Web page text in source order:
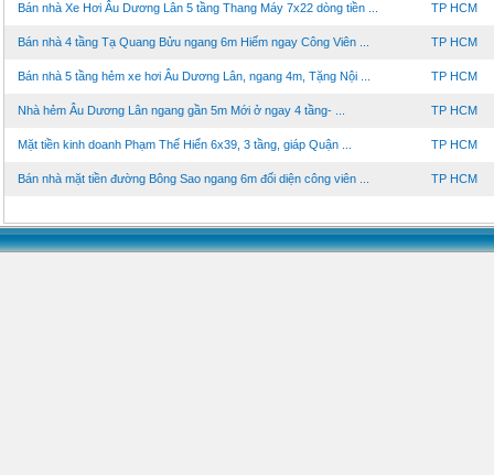
Bán nhà Xe Hơi Âu Dương Lân 5 tầng Thang Máy 7x22 dòng tiền ... TP HCM
Bán nhà 4 tầng Tạ Quang Bửu ngang 6m Hiếm ngay Công Viên ... TP HCM
Bán nhà 5 tầng hẻm xe hơi Âu Dương Lân, ngang 4m, Tặng Nội ... TP HCM
Nhà hẻm Âu Dương Lân ngang gần 5m Mới ở ngay 4 tầng- ... TP HCM
Mặt tiền kinh doanh Phạm Thế Hiển 6x39, 3 tầng, giáp Quận ... TP HCM
Bán nhà mặt tiền đường Bông Sao ngang 6m đối diện công viên ... TP HCM